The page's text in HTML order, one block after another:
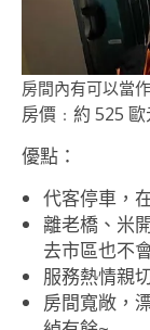
房間內有可以當
房價﹕約 525
優點：
代客停車，
離老橋、米
去市區也不
服務熱情親
房間寬敞，